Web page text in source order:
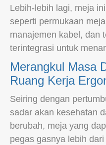
Lebih-lebih lagi, meja
seperti permukaan
manajemen kabel, dan
terintegrasi untuk
Merangkul Masa
Ruang Kerja
Seiring dengan
sadar akan kesehatan
berubah, meja yang
pegas gasnya lebih